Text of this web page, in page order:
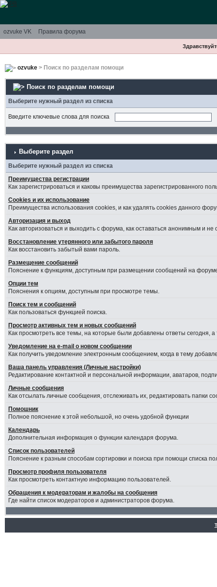
ozvuke VK Правила форума
ozvuke> Поиск по разделам помощи
Поиск по разделам помощи
Выберите нужный раздел из списка
Введите ключевые слова для поиска
Выберите раздел
Выберите нужный раздел из списка
Преимущества регистрации
Как зарегистрироваться и каковы преимущества зарегистрированного
Cookies и их использование
Преимущества использования cookies, и как удалять cookies данного
Авторизация и выход
Как авторизоваться и выходить с форума, как оставаться анонимным и
Восстановление утерянного или забытого пароля
Как восстановить забытый вами пароль.
Размещение сообщений
Пояснение к функциям, доступным при размещении сообщений на
Опции тем
Пояснения к опциям, доступным при просмотре темы.
Поиск тем и сообщений
Как пользоваться функцией поиска.
Просмотр активных тем и новых сообщений
Как просмотреть все темы, на которые были добавлены ответы сегодня,
Уведомление на е-mail о новом сообщении
Как получить уведомление электронным сообщением, когда в тему
Ваша панель управления (Личные настройки)
Редактирование контактной и персональной информации, аватаров,
Личные сообщения
Как отсылать личные сообщения, отслеживать их, редактировать папки
Помошник
Полное пояснение к этой небольшой, но очень удобной функции
Календарь
Дополнительная информация о функции календаря форума.
Список пользователей
Пояснение к разным способам сортировки и поиска при помощи списка
Просмотр профиля пользователя
Как просмотреть контактную информацию пользователей.
Обращения к модераторам и жалобы на сообщения
Где найти список модераторов и администраторов форума.